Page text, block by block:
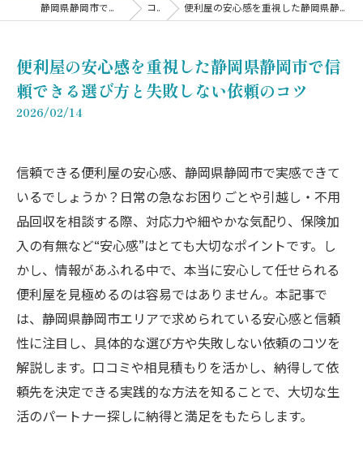
静岡県静岡市で便利屋ならよろず屋神さん コラム 便利屋の安心感を重視した静岡県静岡市で信頼できる選び方と失敗しない依頼のコツ
便利屋の安心感を重視した静岡県静岡市で信
頼できる選び方と失敗しない依頼のコツ
2026/02/14
信頼できる便利屋の安心感、静岡県静岡市で実感できて
いるでしょうか？日常の急なお困りごとや引越し・不用
品回収を相談する際、対応力や細やかな気配り、保険加
入の有無など“安心感”はとても大切なポイントです。し
かし、情報があふれる中で、本当に安心して任せられる
便利屋を見極めるのは容易ではありません。本記事で
は、静岡県静岡市エリアで求められている安心感と信頼
性に注目し、具体的な選び方や失敗しない依頼のコツを
解説します。口コミや相見積もりを活かし、納得して依
頼先を決定できる実践的な方法を知ることで、大切な生
活のパートナー探しに納得と満足をもたらします。